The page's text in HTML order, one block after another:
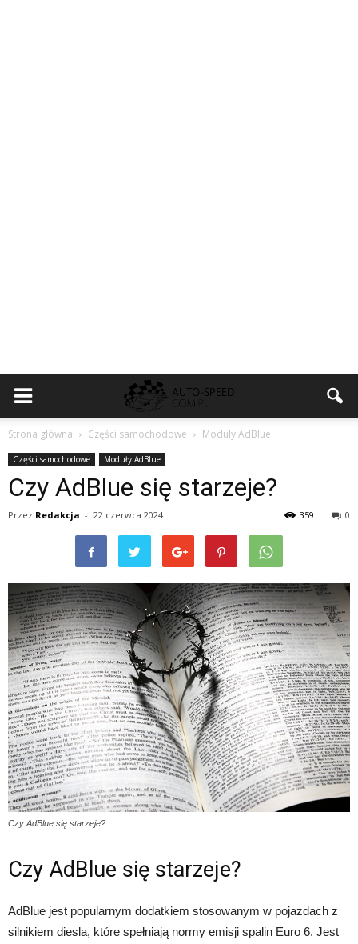
Strona główna Części samochodowe Moduły AdBlue
Części samochodowe Moduły AdBlue
Czy AdBlue się starzeje?
Przez Redakcja - 22 czerwca 2024 0
359
Czy AdBlue się starzeje?
Czy AdBlue się starzeje?
AdBlue jest popularnym dodatkiem stosowanym w pojazdach z
silnikiem diesla, które spełniają normy emisji spalin Euro 6. Jest